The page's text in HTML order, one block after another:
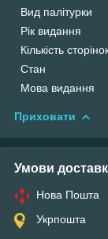
Вид палітурки
Рік видання
Кількість
Стан
Мова видання
Приховати
Умови
Нова Пошта
Укрпошта